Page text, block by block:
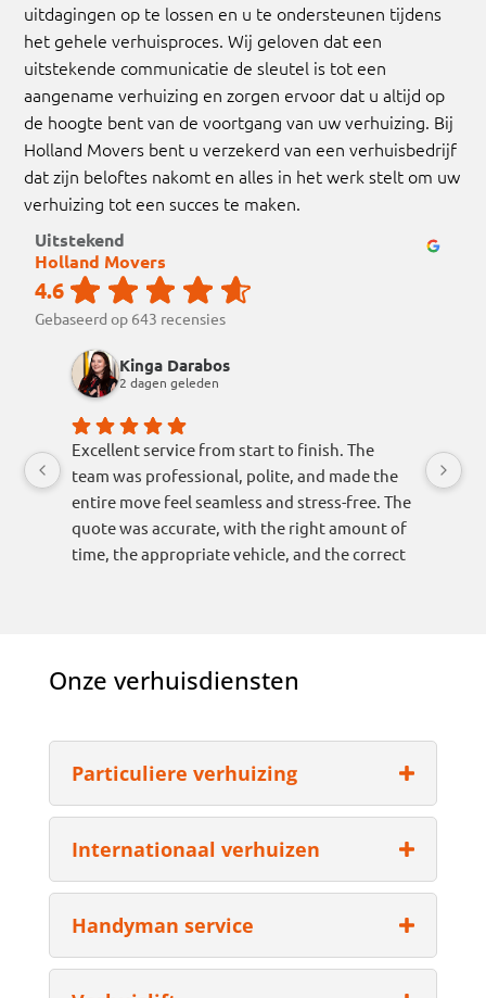
uitdagingen op te lossen en u te ondersteunen tijdens
het gehele verhuisproces. Wij geloven dat een
uitstekende communicatie de sleutel is tot een
aangename verhuizing en zorgen ervoor dat u altijd op
de hoogte bent van de voortgang van uw verhuizing. Bij
Holland Movers bent u verzekerd van een verhuisbedrijf
dat zijn beloftes nakomt en alles in het werk stelt om uw
verhuizing tot een succes te maken.
Uitstekend
Holland Movers
4.6
Gebaseerd op 643 recensies
Kinga Darabos
2 dagen geleden
Excellent service from start to finish. The
team was professional, polite, and made the
entire move feel seamless and stress-free. The
quote was accurate, with the right amount of
time, the appropriate vehicle, and the correct
efficient moving company.
Onze verhuisdiensten
Particuliere verhuizing
Internationaal verhuizen
Handyman service